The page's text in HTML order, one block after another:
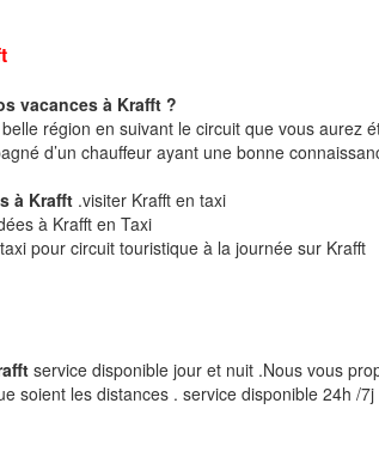
vacances à Krafft ?
région en suivant le circuit que vous aurez
d’un chauffeur ayant une bonne
à Krafft .visiter Krafft en taxi
à Krafft en Taxi
pour circuit touristique à la journée sur Krafft
service disponible jour et nuit .Nous vous
soient les distances . service disponible 24h /7j